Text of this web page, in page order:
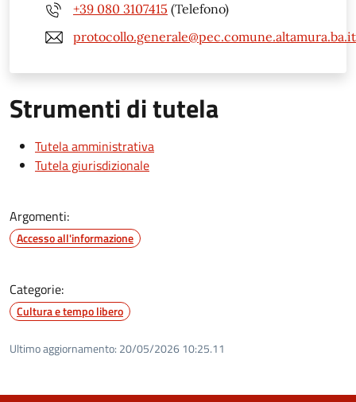
+39 080 3107415 (Telefono)
protocollo.generale@pec.comune.altamura.ba.it
Strumenti di tutela
Tutela amministrativa
Tutela giurisdizionale
Argomenti:
Accesso all'informazione
Categorie:
Cultura e tempo libero
Ultimo aggiornamento: 20/05/2026 10:25.11